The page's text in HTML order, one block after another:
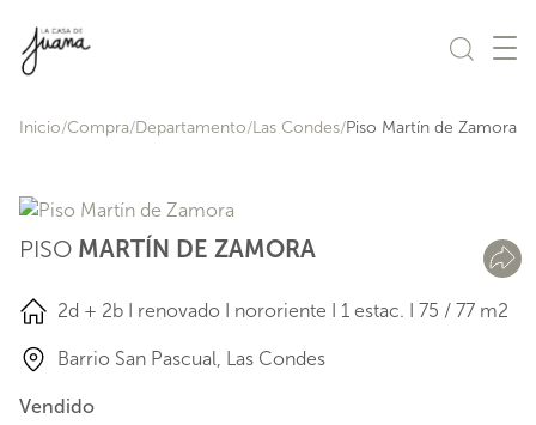
Inicio Compra Departamento Las Condes Piso Martín de Zamora
PISO MARTÍN DE ZAMORA
2d + 2b I renovado I nororiente I 1 estac. I 75 / 77 m2
Barrio San Pascual, Las Condes
Vendido